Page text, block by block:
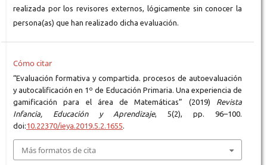
realizada por los revisores externos, lógicamente sin conocer la
persona(as) que han realizado dicha evaluación.
Cómo citar
“Evaluación formativa y compartida. procesos de autoevaluación
y autocalificación en 1º de Educación Primaria. Una experiencia de
gamificación para el área de Matemáticas” (2019) Revista
Infancia, Educación y Aprendizaje, 5(2), pp. 96–100.
doi:10.22370/ieya.2019.5.2.1655.
Más formatos de cita